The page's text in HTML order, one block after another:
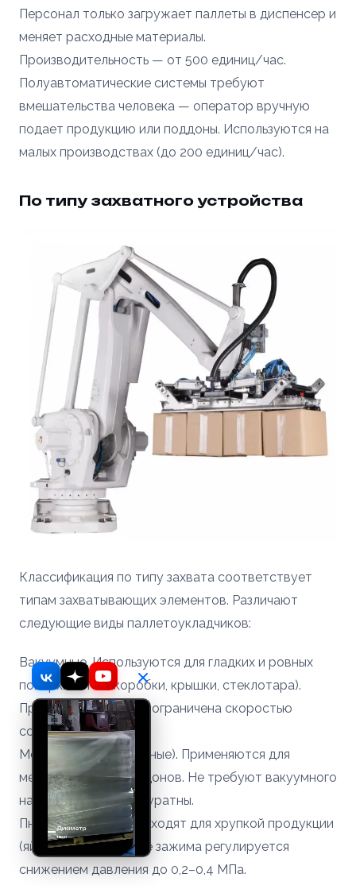
Персонал только загружает паллеты в диспенсер и
меняет расходные материалы.
Производительность — от 500 единиц/час.
Полуавтоматические системы требуют
вмешательства человека — оператор вручную
подает продукцию или поддоны. Используются на
малых производствах (до 200 единиц/час).
По типу захватного устройства
Классификация по типу захвата соответствует
типам захватывающих элементов. Различают
следующие виды паллетоукладчиков:
Вакуумные. Используются для гладких и ровных
поверхностей (коробки, крышки, стеклотара).
Производительность ограничена скоростью
создания вакуума.
Механические (вилочные). Применяются для
мешков, паллет, поддонов. Не требуют вакуумного
насоса, но менее аккуратны.
Пневматические. Подходят для хрупкой продукции
(яйца, стекло). Усилие зажима регулируется
снижением давления до 0,2–0,4 МПа.